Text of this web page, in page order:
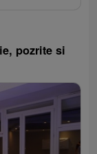
pozrite si